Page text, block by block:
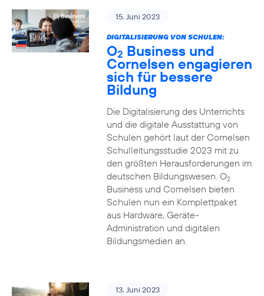
15. Juni 2023
DIGITALISIERUNG VON SCHULEN:
O2 Business und
Cornelsen engagieren
sich für bessere
Bildung
Die Digitalisierung des Unterrichts
und die digitale Ausstattung von
Schulen gehört laut der Cornelsen
Schulleitungsstudie 2023 mit zu
den größten Herausforderungen im
deutschen Bildungswesen. O2
Business und Cornelsen bieten
Schulen nun ein Komplettpaket
aus Hardware, Geräte-
Administration und digitalen
Bildungsmedien an.
13. Juni 2023